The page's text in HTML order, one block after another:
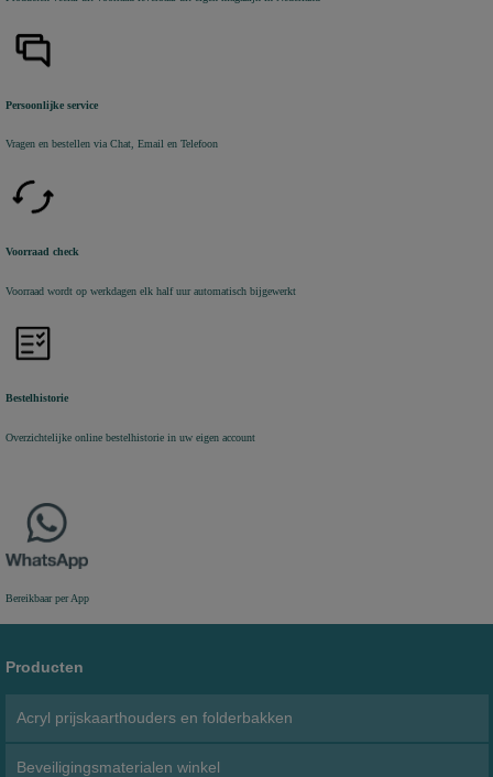
Persoonlijke service
Vragen en bestellen via Chat, Email en Telefoon
Voorraad check
Voorraad wordt op werkdagen elk half uur automatisch bijgewerkt
Bestelhistorie
Overzichtelijke online bestelhistorie in uw eigen account
Bereikbaar per App
Producten
Acryl prijskaarthouders en folderbakken
Beveiligingsmaterialen winkel